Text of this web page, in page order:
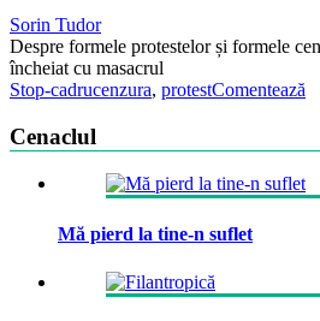
Sorin Tudor
Despre formele protestelor și formele
încheiat cu masacrul
Stop-cadrucenzura, protestComentează
Cenaclul
Mă pierd la tine-n suflet